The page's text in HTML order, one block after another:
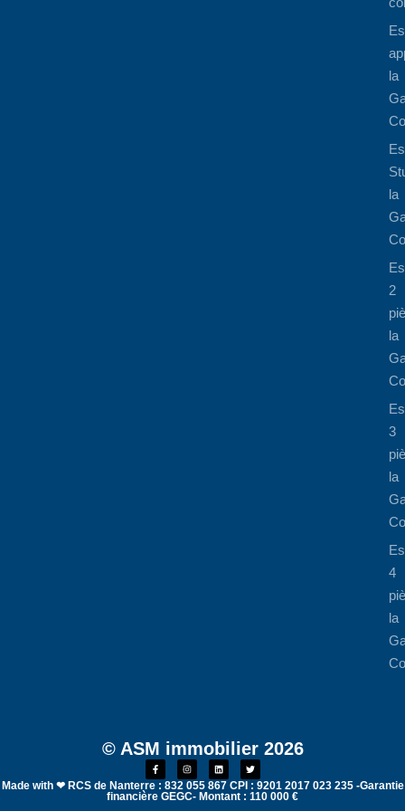
la
la
2
la
3
la
4
la
© ASM immobilier 2026
Made with ❤ RCS de Nanterre : 832 055 867 CPI : 9201 2017 023 235 -Garantie
financière GEGC- Montant : 110 000 €